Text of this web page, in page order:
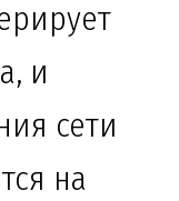
и
сети
на